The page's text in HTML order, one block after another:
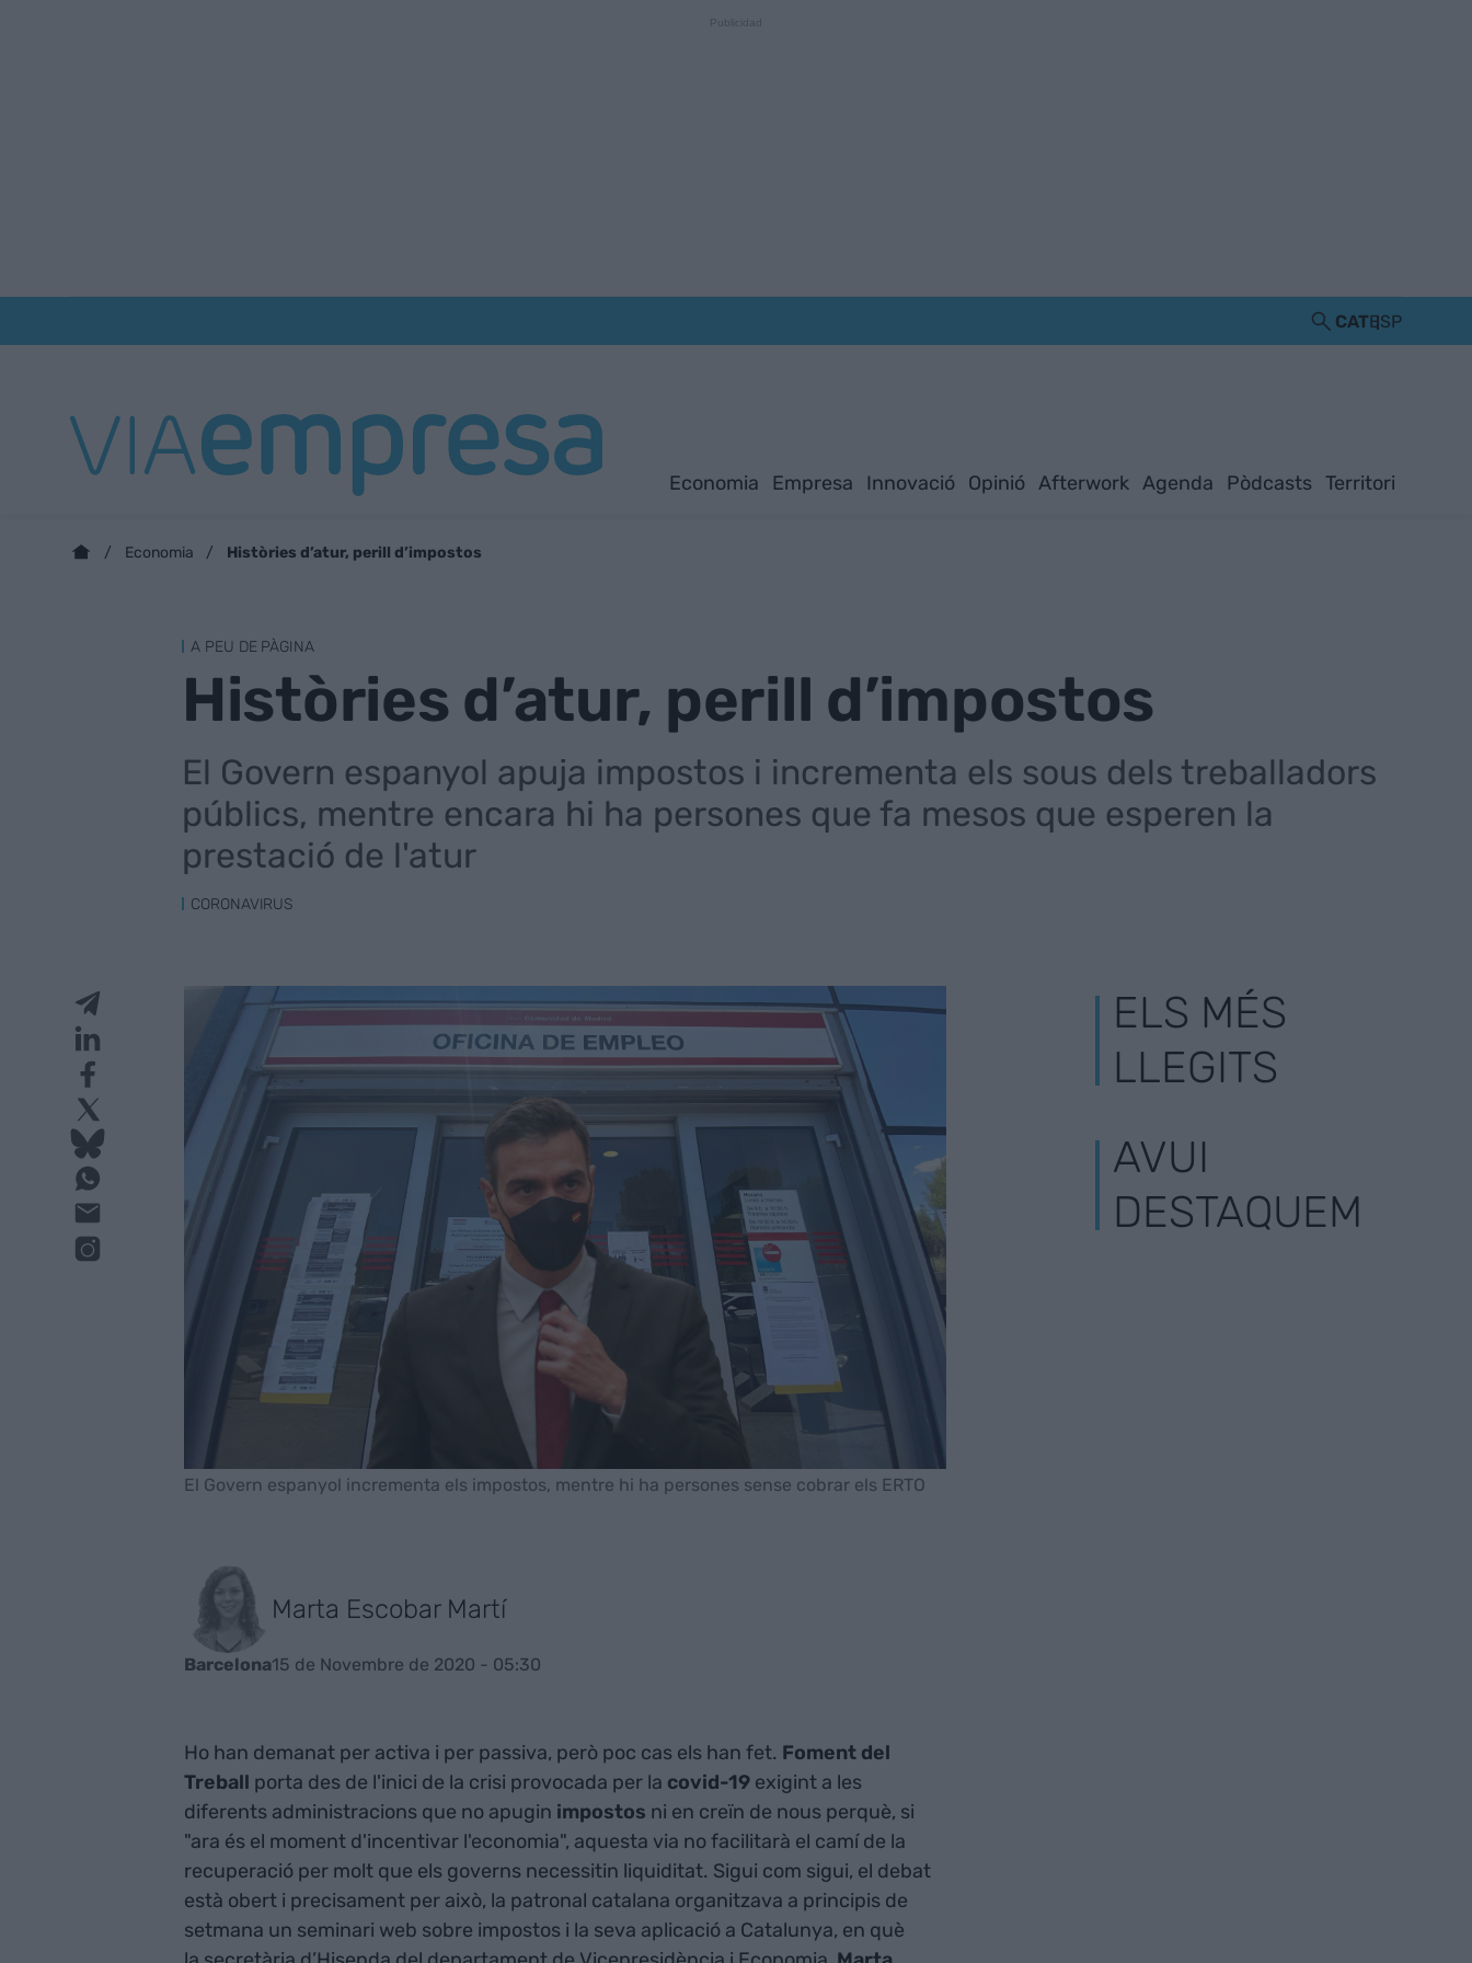
CATESP
Economia Empresa Innovació Opinió Afterwork Agenda Pòdcasts Territori
Economia Històries d’atur, perill d’impostos
A PEU DE PÀGINA
Històries d’atur, perill d’impostos
El Govern espanyol apuja impostos i incrementa els sous dels treballadors
públics, mentre encara hi ha persones que fa mesos que esperen la
prestació de l'atur
CORONAVIRUS
El Govern espanyol incrementa els impostos, mentre hi ha persones sense cobrar els ERTO
Marta Escobar Martí
Barcelona15 de Novembre de 2020 - 05:30
Ho han demanat per activa i per passiva, però poc cas els han fet. Foment del
Treball porta des de l'inici de la crisi provocada per la covid-19exigint a les
diferents administracions que no apugin impostos ni en creïn de nous perquè, si
"ara és el moment d'incentivar l'economia", aquesta via no facilitarà el camí de la
recuperació per molt que els governs necessitin liquiditat. Sigui com sigui, el debat
està obert i precisament per això, la patronal catalana organitzava a principis de
setmana un seminari web sobre impostos i la seva aplicació a Catalunya, en què
ELS MÉS
LLEGITS
AVUI
DESTAQUEM